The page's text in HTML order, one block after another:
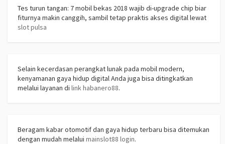
Tes turun tangan: 7 mobil bekas 2018 wajib di-upgrade chip biar
fiturnya makin canggih, sambil tetap praktis akses digital lewat
slot pulsa
Selain kecerdasan perangkat lunak pada mobil modern,
kenyamanan gaya hidup digital Anda juga bisa ditingkatkan
melalui layanan di link habanero88.
Beragam kabar otomotif dan gaya hidup terbaru bisa ditemukan
dengan mudah melalui mainslot88 login.